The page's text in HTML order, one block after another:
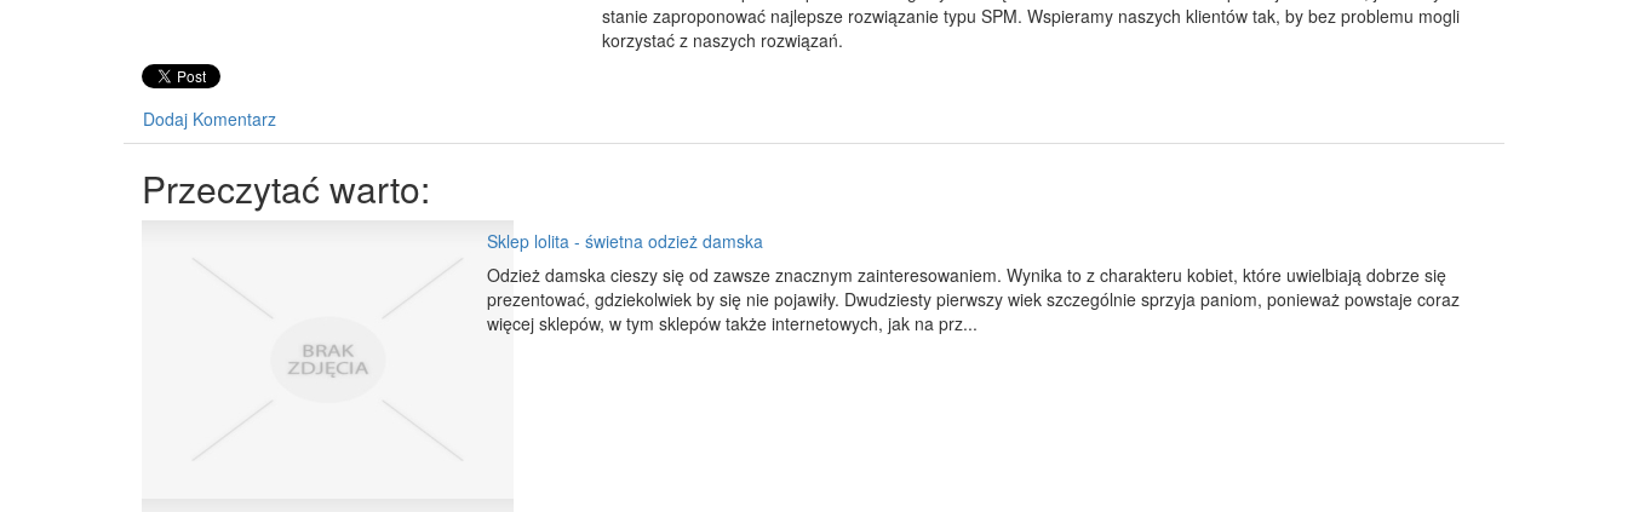
stanie zaproponować najlepsze rozwiązanie typu SPM. Wspieramy naszych klientów tak, by bez problemu mogli
korzystać z naszych rozwiązań.
Dodaj Komentarz
Przeczytać warto:
Sklep lolita - świetna odzież damska
Odzież damska cieszy się od zawsze znacznym zainteresowaniem. Wynika to z charakteru kobiet, które uwielbiają dobrze się
prezentować, gdziekolwiek by się nie pojawiły. Dwudziesty pierwszy wiek szczególnie sprzyja paniom, ponieważ powstaje coraz
więcej sklepów, w tym sklepów także internetowych, jak na prz...